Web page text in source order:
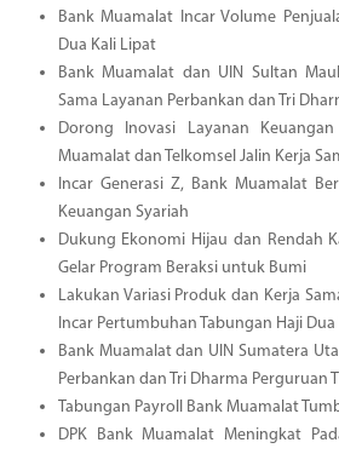
Bank Muamalat Incar Volume
Dua Kali Lipat
Bank Muamalat dan UIN Sultan
Sama Layanan Perbankan dan Tri
Dorong Inovasi Layanan
Muamalat dan Telkomsel Jalin Kerja
Incar Generasi Z, Bank Muamalat
Keuangan Syariah
Dukung Ekonomi Hijau dan Rendah
Gelar Program Beraksi untuk Bumi
Lakukan Variasi Produk dan Kerja
Incar Pertumbuhan Tabungan Haji
Bank Muamalat dan UIN Sumatera
Perbankan dan Tri Dharma Perguruan
Tabungan Payroll Bank Muamalat
DPK Bank Muamalat Meningkat